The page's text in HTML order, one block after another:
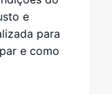
e
para
e como